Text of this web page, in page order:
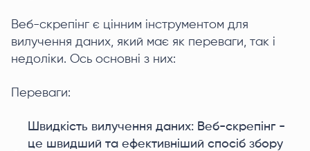
Веб-скрепінг є цінним інструментом для
вилучення даних, який має як переваги, так і
недоліки. Ось основні з них:
Переваги:
Швидкість вилучення даних: Веб-скрепінг -
це швидший та ефективніший спосіб збору